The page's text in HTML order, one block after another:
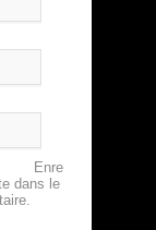
Enre
dans le